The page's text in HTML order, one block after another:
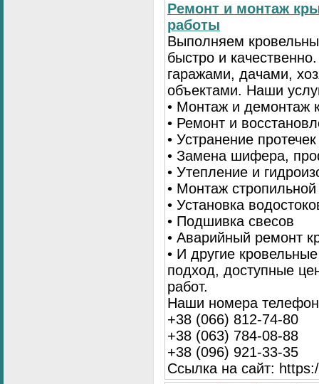
Ремонт и монтаж
работы
Выполняем
быстро и
гаражами, дачами,
объектами. Наши
• Монтаж и демонтаж
• Ремонт и
• Устранение протечек
• Замена шифера,
• Утепление и
• Монтаж
• Установка
• Подшивка свесов
• Аварийный ремонт
• И другие
подход, доступные
работ.
Наши номера
+38 (066) 812-74-80
+38 (063) 784-08-88
+38 (096) 921-33-35
Ссылка на сайт: